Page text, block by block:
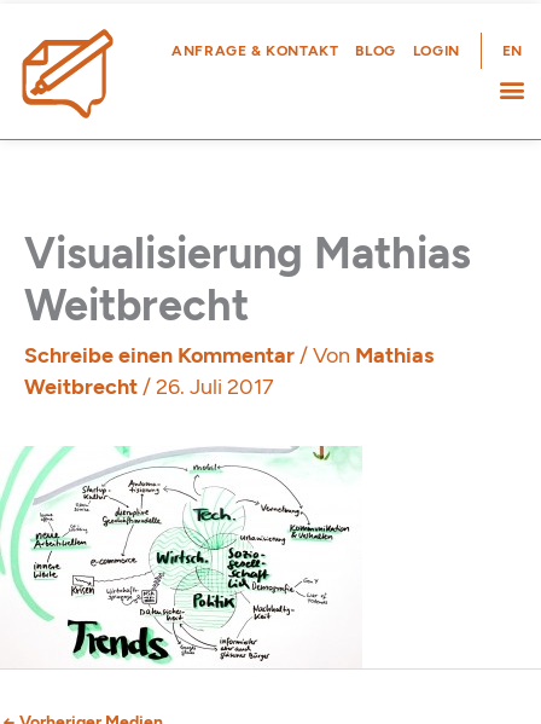
Inhalt
springen
ANFRAGE & KONTAKT BLOG LOGIN EN
Visualisierung Mathias
Weitbrecht
Schreibe einen Kommentar/ Von Mathias
Weitbrecht/26. Juli 2017